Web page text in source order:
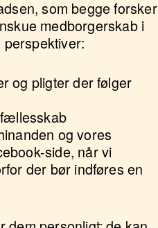
som begge forsker
medborgerskab i
og pligter der følger
fællesskab
og vores
side, når vi
der bør indføres en